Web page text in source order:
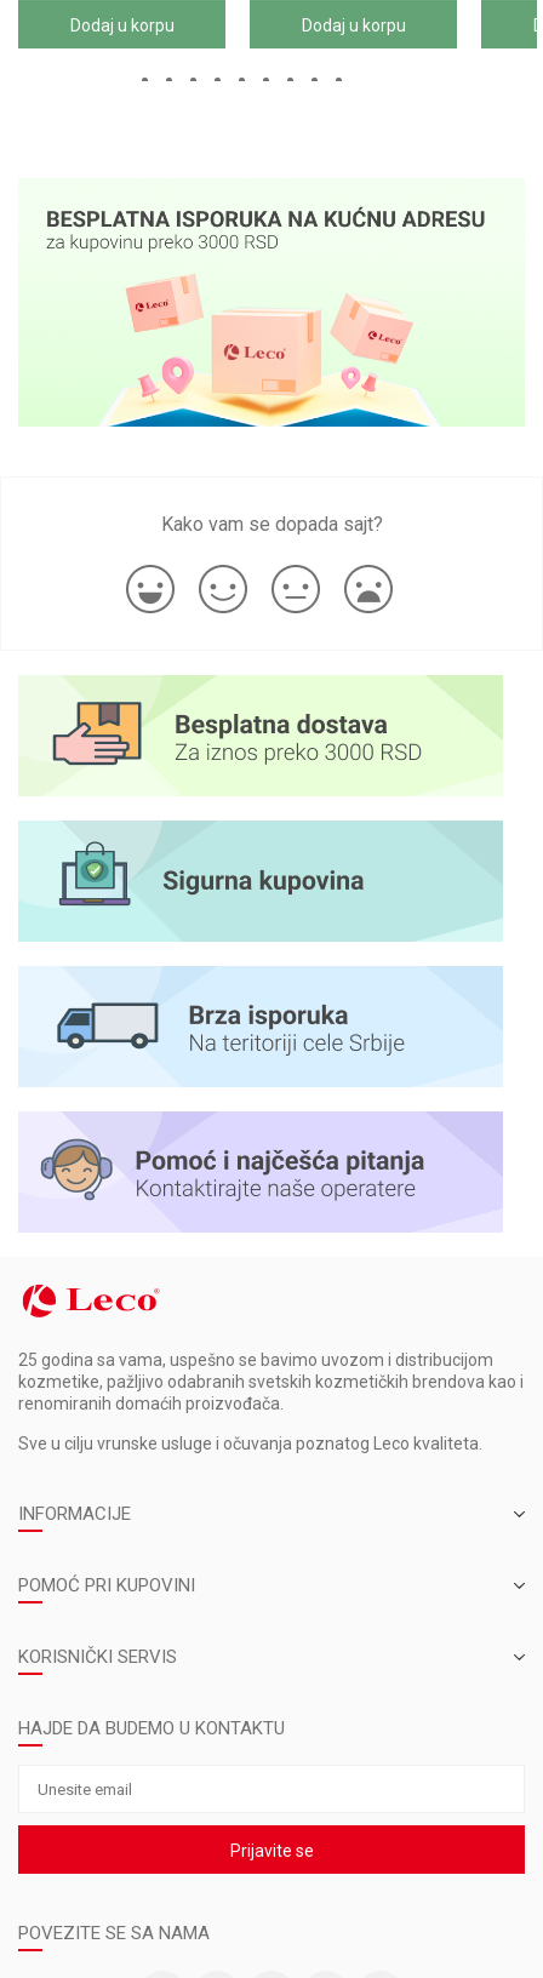
Dodaj u korpu Dodaj u korpu
Kako vam se dopada sajt?
25 godina sa vama, uspešno se bavimo uvozom i distribucijom
kozmetike, pažljivo odabranih svetskih kozmetičkih brendova kao i
renomiranih domaćih proizvođača.
Sve u cilju vrunske usluge i očuvanja poznatog Leco kvaliteta.
INFORMACIJE
POMOĆ PRI KUPOVINI
KORISNIČKI SERVIS
HAJDE DA BUDEMO U KONTAKTU
Prijavite se
POVEZITE SE SA NAMA